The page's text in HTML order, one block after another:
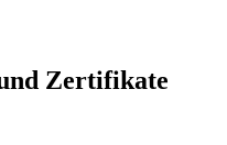
Zertifikate